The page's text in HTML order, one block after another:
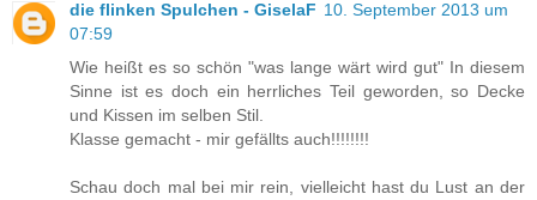
die flinken Spulchen - GiselaF 10. September 2013 um
07:59
Wie heißt es so schön "was lange wärt wird gut" In diesem
Sinne ist es doch ein herrliches Teil geworden, so Decke
und Kissen im selben Stil.
Klasse gemacht - mir gefällts auch!!!!!!!!
Schau doch mal bei mir rein, vielleicht hast du Lust an der